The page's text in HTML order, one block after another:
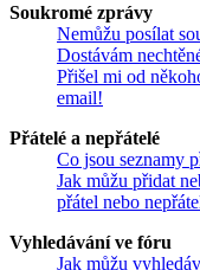
Soukromé zprávy
Nemůžu posílat
Dostávám
Přišel mi od
email!
Přátelé a nepřátelé
Co jsou seznamy
Jak můžu přidat
přátel nebo
Vyhledávání ve fóru
Jak můžu